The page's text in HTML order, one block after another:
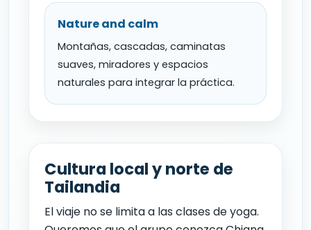
Nature and calm
Montañas, cascadas, caminatas
suaves, miradores y espacios
naturales para integrar la práctica.
Cultura local y norte de
Tailandia
El viaje no se limita a las clases de yoga.